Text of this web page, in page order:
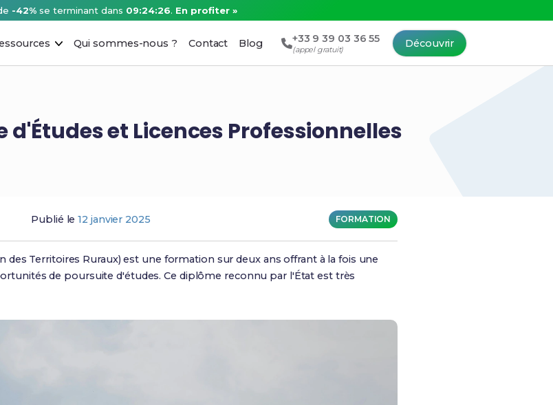
-42% se terminant dans 09:24:25. En profiter »
Qui sommes-nous ? Contact Blog +33 9 39 03 36 55
(appel gratuit)
Découvrir
d'Études et Licences Professionnelles
Publié le12 janvier 2025 FORMATION
des Territoires Ruraux) est une formation sur deux ans offrant à la fois une
de poursuite d'études. Ce diplôme reconnu par l'État est très